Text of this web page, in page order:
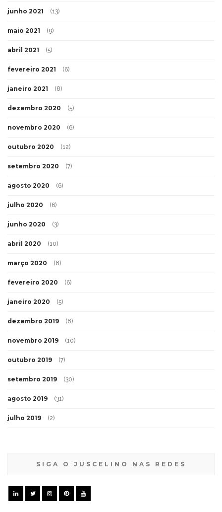
junho 2021 (13)
maio 2021 (9)
abril 2021 (5)
fevereiro 2021 (6)
janeiro 2021 (8)
dezembro 2020 (5)
novembro 2020 (6)
outubro 2020 (12)
setembro 2020 (7)
agosto 2020 (6)
julho 2020 (6)
junho 2020 (3)
abril 2020 (10)
março 2020 (8)
fevereiro 2020 (6)
janeiro 2020 (5)
dezembro 2019 (8)
novembro 2019 (10)
outubro 2019 (7)
setembro 2019 (30)
agosto 2019 (31)
julho 2019 (2)
SIGA O JUSCELINO NAS REDES